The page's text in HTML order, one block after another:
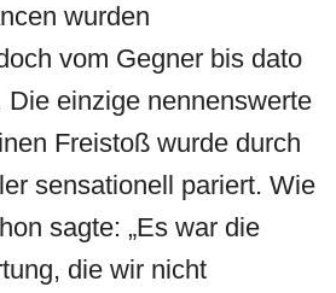
wurden
vom Gegner bis dato
Die einzige nennenswerte
Freistoß wurde durch
sensationell pariert. Wie
sagte: „Es war die
die wir nicht